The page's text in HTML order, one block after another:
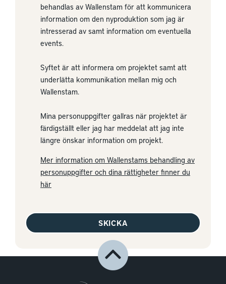
behandlas av Wallenstam för att kommunicera
information om den nyproduktion som jag är
intresserad av samt information om eventuella
events.
Syftet är att informera om projektet samt att
underlätta kommunikation mellan mig och
Wallenstam.
Mina personuppgifter gallras när projektet är
färdigställt eller jag har meddelat att jag inte
längre önskar information om projekt.
Mer information om Wallenstams behandling av
personuppgifter och dina rättigheter finner du
här
SKICKA